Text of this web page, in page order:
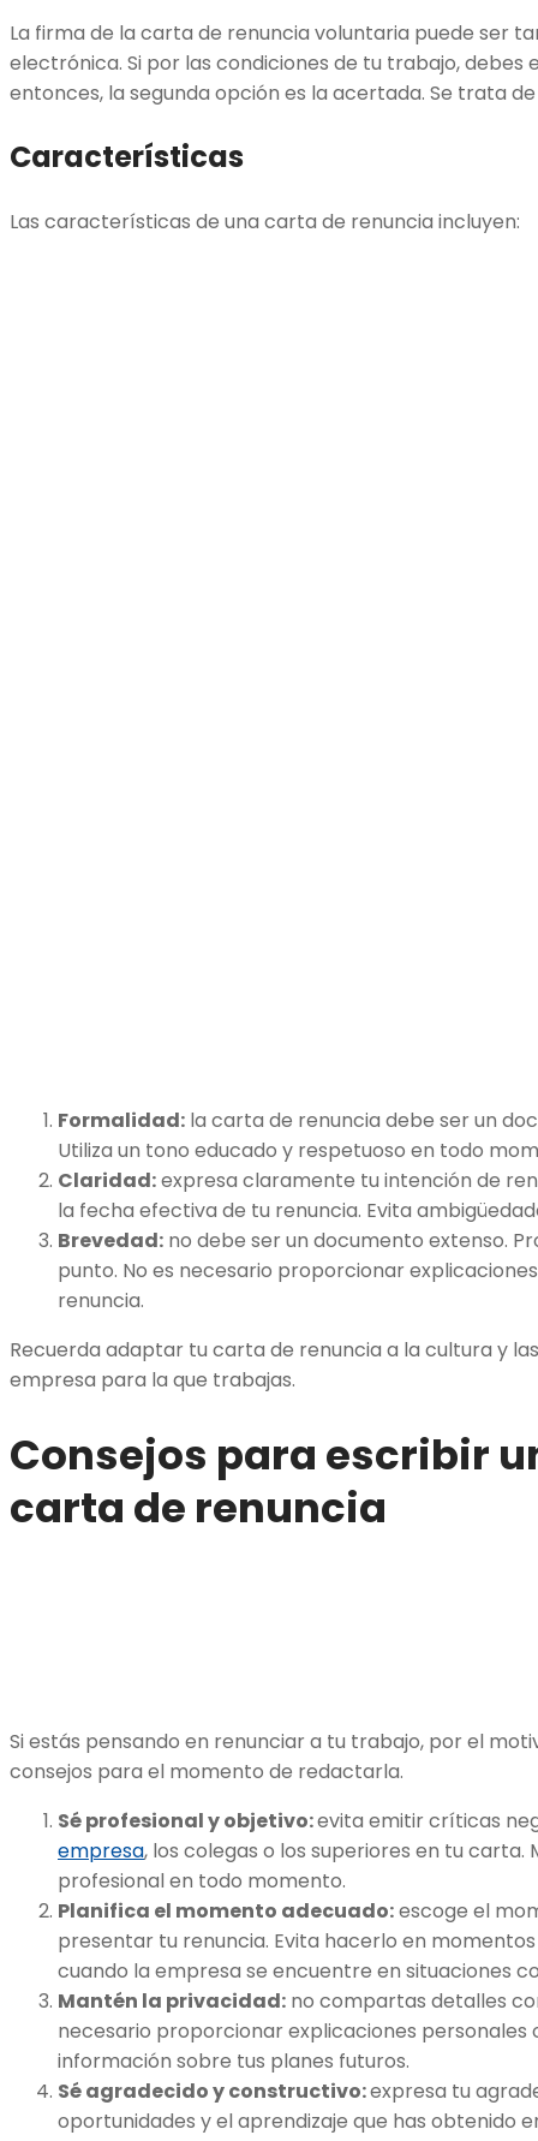
La firma de la carta de renuncia voluntaria puede ser
electrónica. Si por las condiciones de tu trabajo, debes
entonces, la segunda opción es la acertada. Se trata
Características
Las características de una carta de renuncia incluyen:
Formalidad: la carta de renuncia debe ser un
Utiliza un tono educado y respetuoso en todo
Claridad:expresa claramente tu intención de
la fecha efectiva de tu renuncia. Evita
Brevedad: no debe ser un documento extenso.
punto. No es necesario proporcionar
renuncia.
Recuerda adaptar tu carta de renuncia a la cultura y
empresa para la que trabajas.
Consejos para escribir
carta de renuncia
Si estás pensando en renunciar a tu trabajo, por el
consejos para el momento de redactarla.
Sé profesional y objetivo:evita emitir críticas
empresa, los colegas o los superiores en tu
profesional en todo momento.
Planifica el momento adecuado:escoge el
presentar tu renuncia. Evita hacerlo en
cuando la empresa se encuentre en situaciones
Mantén la privacidad: no compartas detalles
necesario proporcionar explicaciones personales
información sobre tus planes futuros.
Sé agradecido y constructivo:expresa tu
oportunidades y el aprendizaje que has obtenido